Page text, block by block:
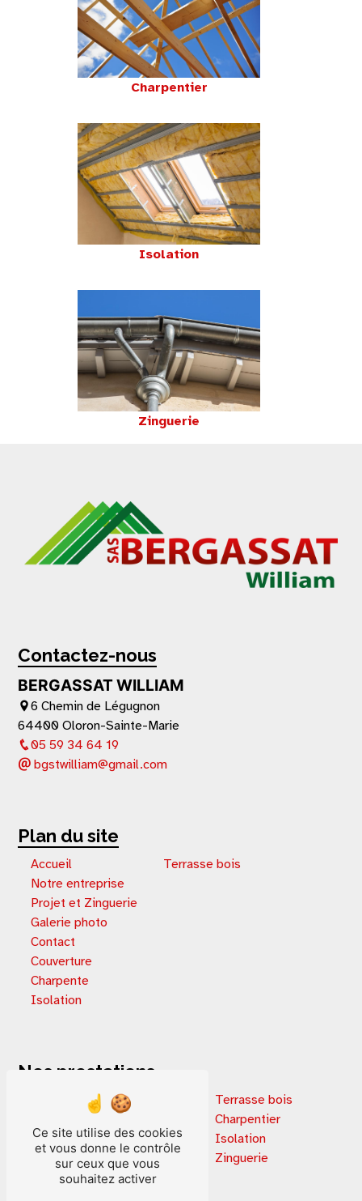
Charpentier
Isolation
Zinguerie
Contactez-nous
BERGASSAT WILLIAM
6 Chemin de Légugnon
64400 Oloron-Sainte-Marie
05 59 34 64 19
bgstwilliam@gmail.com
Plan du site
Accueil
Notre entreprise
Projet et Zinguerie
Galerie photo
Contact
Couverture
Charpente
Isolation
Terrasse bois
Nos prestations
Extension de maison
Rénovation immobilière
Terrasse en bois
Extension terrasse
Isolation par extérieur
Terrasse bois
Charpentier
Isolation
Zinguerie
Ce site utilise des cookies
et vous donne le contrôle
sur ceux que vous
souhaitez activer